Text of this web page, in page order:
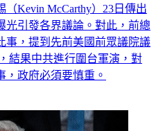
Kevin McCarthy）23日傳出
光引發各界議論。對此，前總
事，提到先前美國前眾議院議
結果中共進行圍台軍演，對
，政府必須要慎重。